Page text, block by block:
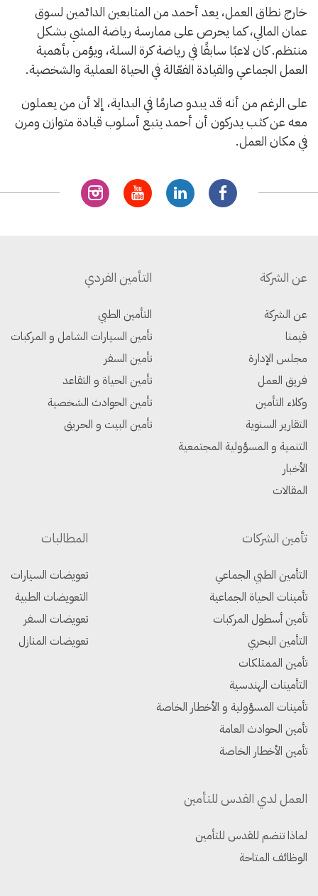
خارج نطاق العمل، يعد أحمد من المتابعين الدائمين لسوق
عمان المالي، كما يحرص على ممارسة رياضة المشي بشكل
منتظم. كان لاعبًا سابقًا في رياضة كرة السلة، ويؤمن بأهمية
العمل الجماعي والقيادة الفعّالة في الحياة العملية والشخصية.
على الرغم من أنه قد يبدو صارمًا في البداية، إلا أن من يعملون
معه عن كثب يدركون أن أحمد يتبع أسلوب قيادة متوازن ومرن
في مكان العمل.
عن الشركة
عن الشركة
قيمنا
مجلس الإدارة
فريق العمل
وكلاء التأمين
التقارير السنوية
التنمية و المسؤولية المجتمعية
الأخبار
المقالات
التأمين الفردي
التأمين الطبي
تأمين السيارات الشامل و المركبات
تأمين السفر
تأمين الحياة و التقاعد
تأمين الحوادث الشخصية
تأمين البيت و الحريق
تأمين الشركات
التأمين الطبي الجماعي
تأمينات الحياة الجماعية
تأمين أسطول المركبات
التأمين البحري
تأمين الممتلكات
التأمينات الهندسية
تأمينات المسؤولية و الأخطار الخاصة
تأمين الحوادث العامة
تأمين الأخطار الخاصة
المطالبات
تعويضات السيارات
التعويضات الطبية
تعويضات السفر
تعويضات المنازل
العمل لدي القدس للتأمين
لماذا تنضم للقدس للتأمين
الوظائف المتاحة